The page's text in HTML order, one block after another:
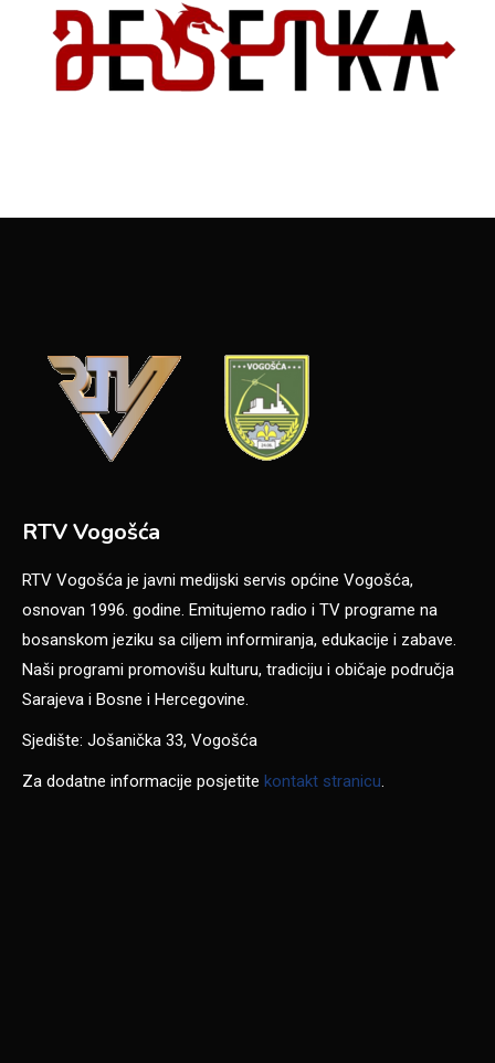
RTV Vogošća
RTV Vogošća je javni medijski servis općine Vogošća,
osnovan 1996. godine. Emitujemo radio i TV programe na
bosanskom jeziku sa ciljem informiranja, edukacije i zabave.
Naši programi promovišu kulturu, tradiciju i običaje područja
Sarajeva i Bosne i Hercegovine.
Sjedište: Jošanička 33, Vogošća
Za dodatne informacije posjetite kontakt stranicu